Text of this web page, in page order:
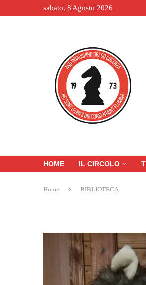
sabato, 8 Agosto 2026
HOME IL CIRCOLO
Home BIBLIOTECA